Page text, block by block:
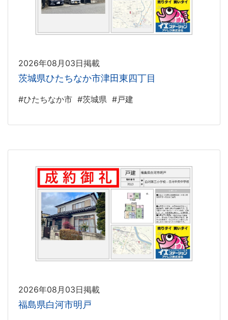
2026年08月03日掲載
茨城県ひたちなか市津田東四丁目
#ひたちなか市 #茨城県 #戸建
2026年08月03日掲載
福島県白河市明戸